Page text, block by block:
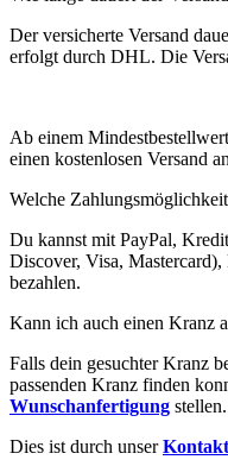
Der versicherte Versand
erfolgt durch DHL. Die
Ab einem
einen kostenlosen Versand
Welche
Du kannst mit PayPal,
Discover, Visa,
bezahlen.
Kann ich auch einen Kranz
Falls dein gesuchter Kranz
passenden Kranz finden
Wunschanfertigung stellen.
Dies ist durch unser